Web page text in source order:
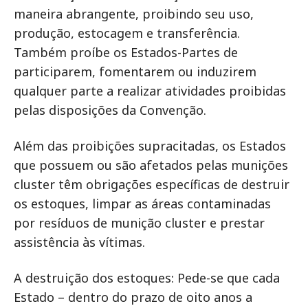
maneira abrangente, proibindo seu uso,
produção, estocagem e transferência.
Também proíbe os Estados-Partes de
participarem, fomentarem ou induzirem
qualquer parte a realizar atividades proibidas
pelas disposições da Convenção.
Além das proibições supracitadas, os Estados
que possuem ou são afetados pelas munições
cluster têm obrigações específicas de destruir
os estoques, limpar as áreas contaminadas
por resíduos de munição cluster e prestar
assistência às vítimas.
A destruição dos estoques: Pede-se que cada
Estado – dentro do prazo de oito anos a